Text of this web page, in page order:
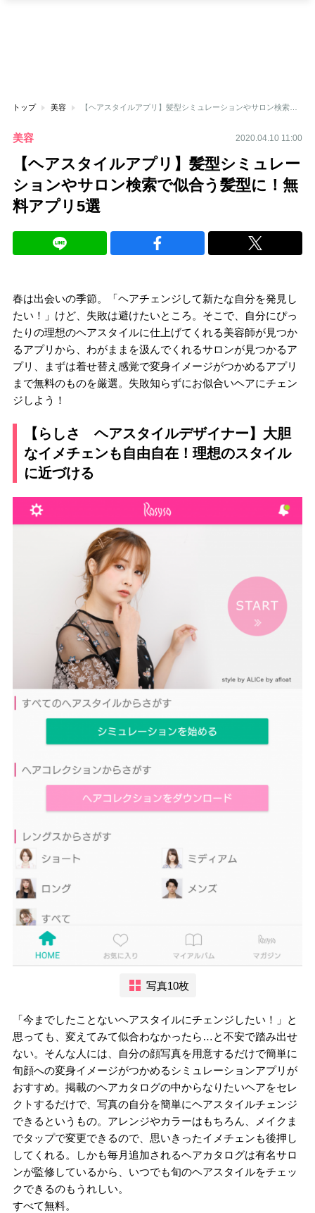
トップ 美容 【ヘアスタイルアプリ】髪型シミュレーションやサロン検索で似合う髪型に！無料アプリ5選
美容 2020.04.10 11:00
【ヘアスタイルアプリ】髪型シミュレー
ションやサロン検索で似合う髪型に！無
料アプリ5選
春は出会いの季節。「ヘアチェンジして新たな自分を発見し
たい！」けど、失敗は避けたいところ。そこで、自分にぴっ
たりの理想のヘアスタイルに仕上げてくれる美容師が見つか
るアプリから、わがままを汲んでくれるサロンが見つかるア
プリ、まずは着せ替え感覚で変身イメージがつかめるアプリ
まで無料のものを厳選。失敗知らずにお似合いヘアにチェン
ジしよう！
【らしさ ヘアスタイルデザイナー】大胆
なイメチェンも自由自在！理想のスタイル
に近づける
写真10枚
「今までしたことないヘアスタイルにチェンジしたい！」と
思っても、変えてみて似合わなかったら…と不安で踏み出せ
ない。そんな人には、自分の顔写真を用意するだけで簡単に
旬顔への変身イメージがつかめるシミュレーションアプリが
おすすめ。掲載のヘアカタログの中からなりたいヘアをセレ
クトするだけで、写真の自分を簡単にヘアスタイルチェンジ
できるというもの。アレンジやカラーはもちろん、メイクま
でタップで変更できるので、思いきったイメチェンも後押し
してくれる。しかも毎月追加されるヘアカタログは有名サロ
ンが監修しているから、いつでも旬のヘアスタイルをチェッ
クできるのもうれしい。
すべて無料。